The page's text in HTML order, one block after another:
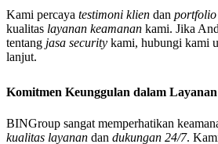
Kami percaya testimoni klien dan portfolio
kualitas layanan keamanan kami. Jika
tentang jasa security kami, hubungi kami
lanjut.
Komitmen Keunggulan dalam
BINGroup sangat memperhatikan
kualitas layanan dan dukungan 24/7.